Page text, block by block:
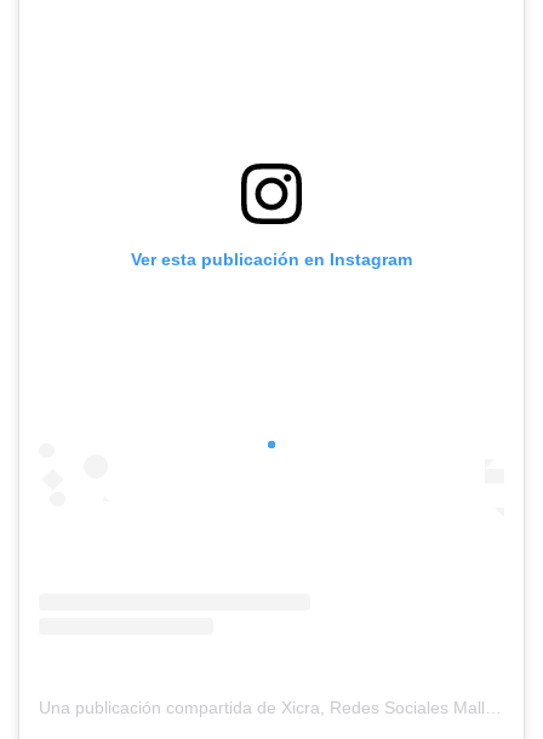
Ver esta publicación en Instagram